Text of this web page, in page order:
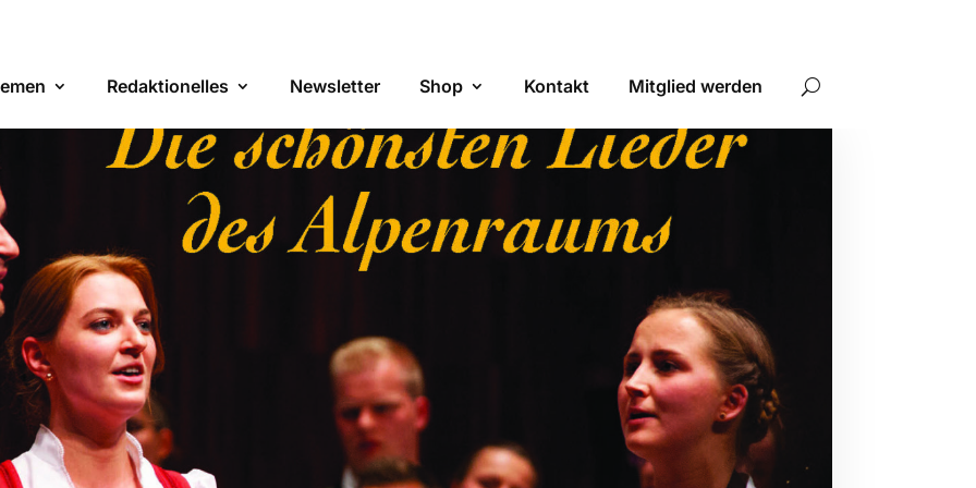
Redaktionelles Newsletter Shop Kontakt Mitglied werden